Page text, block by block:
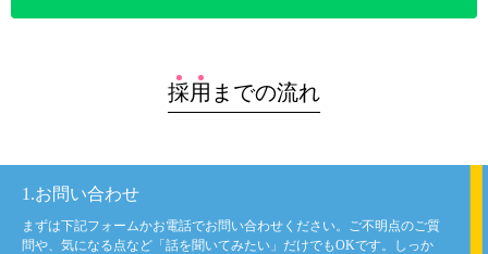
採用 までの流れ
1.お問い合わせ
まずは下記フォームかお電話でお問い合わせください。ご不明点のご質
問や、気になる点など「話を聞いてみたい」だけでもOKです。しっか